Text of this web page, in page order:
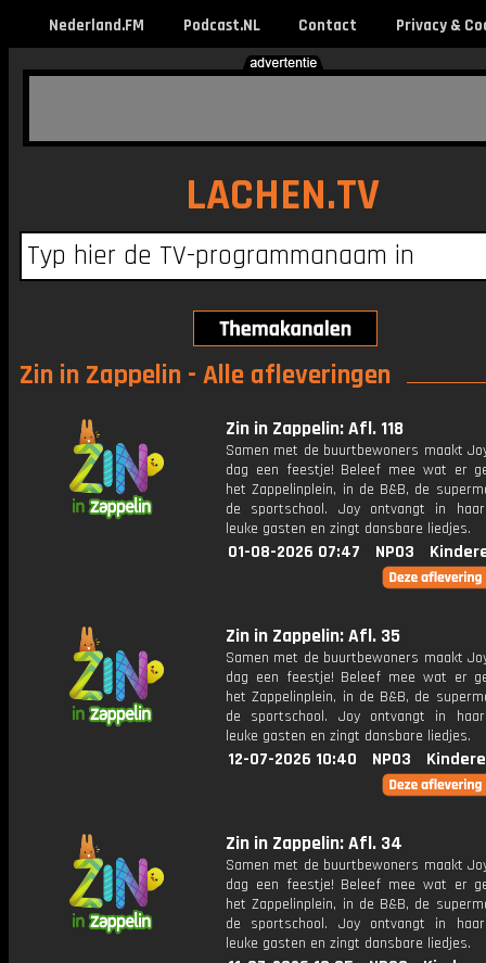
Nederland.FM Podcast.NL Contact Privacy &
LACHEN.TV
Zin in Zappelin - Alle afleveringen
Zin in Zappelin: Afl. 118
Samen met de buurtbewoners maakt
dag een feestje! Beleef mee wat er
het Zappelinplein, in de B&B, de
de sportschool. Joy ontvangt in
leuke gasten en zingt dansbare liedjes.
01-08-2026 07:47 NPO3
Zin in Zappelin: Afl. 35
Samen met de buurtbewoners maakt
dag een feestje! Beleef mee wat er
het Zappelinplein, in de B&B, de
de sportschool. Joy ontvangt in
leuke gasten en zingt dansbare liedjes.
12-07-2026 10:40 NPO3
Zin in Zappelin: Afl. 34
Samen met de buurtbewoners maakt
dag een feestje! Beleef mee wat er
het Zappelinplein, in de B&B, de
de sportschool. Joy ontvangt in
leuke gasten en zingt dansbare liedjes.